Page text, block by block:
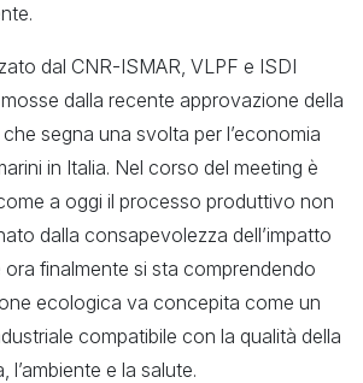
dal CNR-ISMAR, VLPF e ISDI
dalla recente approvazione della
che segna una svolta per l’economia
in Italia. Nel corso del meeting è
a oggi il processo produttivo non
dalla consapevolezza dell’impatto
ora finalmente si sta comprendendo
ecologica va concepita come un
compatibile con la qualità della
l’ambiente e la salute.